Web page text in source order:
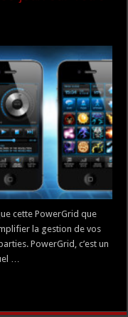
cette PowerGrid que
la gestion de vos
PowerGrid, c’est un
…